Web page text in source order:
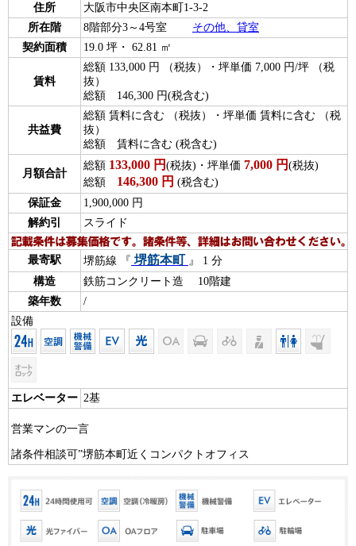
住所
大阪市中央区南本町1-3-2
所在階
8階部分3～4号室 その他、貸室
契約面積
19.0 坪・ 62.81 ㎡
賃料
総額 133,000 円 （税抜）・坪単価 7,000 円/坪 （税
抜）
総額 146,300 円(税含む)
共益費
総額 賃料に含む （税抜）・坪単価 賃料に含む （税
抜）
総額 賃料に含む (税含む)
月額合計
総額 133,000 円 (税抜)・坪単価 7,000 円 (税抜)
総額 146,300 円 (税含む)
保証金
1,900,000 円
解約引
スライド
最寄駅 堺筋線 『 堺筋本町 』 1 分
構造
鉄筋コンクリート造 10階建
築年数
/
設備
エレベーター 2基
営業マンの一言
諸条件相談可”堺筋本町近くコンパクトオフィス